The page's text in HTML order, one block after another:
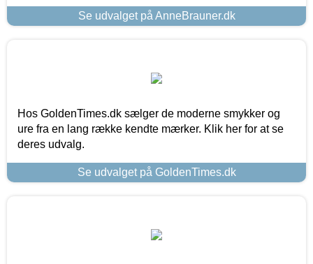
Se udvalget på AnneBrauner.dk
Hos GoldenTimes.dk sælger de moderne smykker og
ure fra en lang række kendte mærker. Klik her for at se
deres udvalg.
Se udvalget på GoldenTimes.dk